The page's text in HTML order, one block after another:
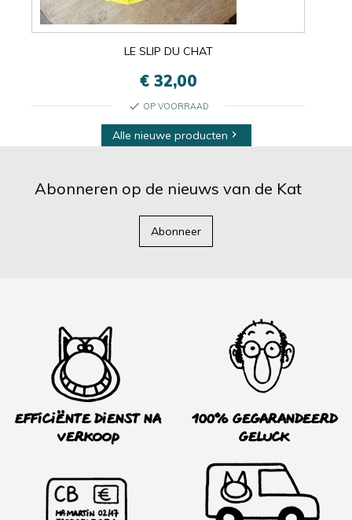
LE SLIP DU CHAT
€ 32,00
check OP VOORRAAD
Alle nieuwe producten 
Abonneren op de nieuws van de Kat
Abonneer
Efficiënte dienst na
verkoop
100% Gegarandeerd
Geluck